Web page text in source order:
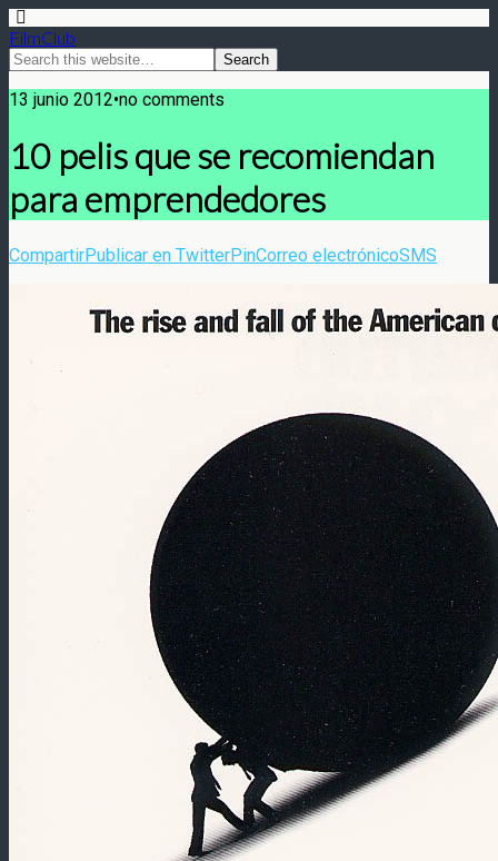
FilmClub
13 junio 2012•no comments
10 pelis que se recomiendan
para emprendedores
CompartirPublicar en TwitterPinCorreo electrónicoSMS